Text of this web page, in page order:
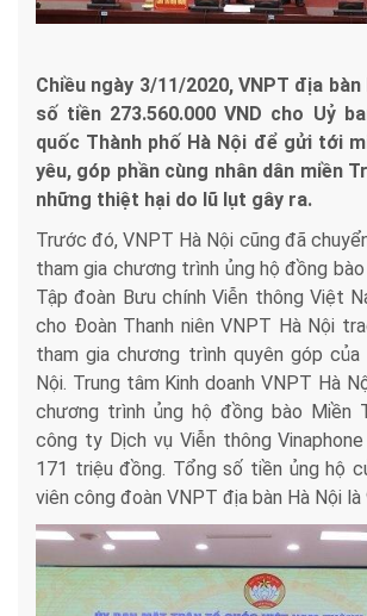
Chiều ngày 3/11/2020, VNPT địa
số tiền 273.560.000 VND cho Uỷ
quốc Thành phố Hà Nội để gửi tới
yêu, góp phần cùng nhân dân miền
những thiệt hại do lũ lụt gây ra.
Trước đó, VNPT Hà Nội cũng đã
tham gia chương trình ủng hộ đồng
Tập đoàn Bưu chính Viễn thông Việt
cho Đoàn Thanh niên VNPT Hà Nội
tham gia chương trình quyên góp của
Nội. Trung tâm Kinh doanh VNPT Hà
chương trình ủng hộ đồng bào Miền
công ty Dịch vụ Viễn thông
171 triệu đồng. Tổng số tiền ủng hộ
viên công đoàn VNPT địa bàn Hà Nội là